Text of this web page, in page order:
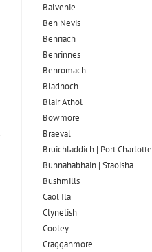
Balvenie
Ben Nevis
Benriach
Benrinnes
Benromach
Bladnoch
Blair Athol
Bowmore
Braeval
Bruichladdich | Port Charlotte
Bunnahabhain | Staoisha
Bushmills
Caol Ila
Clynelish
Cooley
Cragganmore